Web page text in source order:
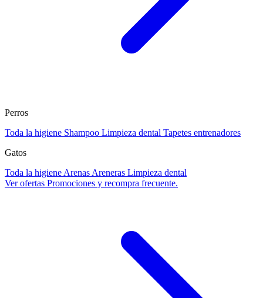
Perros
Toda la higiene Shampoo Limpieza dental Tapetes entrenadores
Gatos
Toda la higiene Arenas Areneras Limpieza dental
Ver ofertas Promociones y recompra frecuente.